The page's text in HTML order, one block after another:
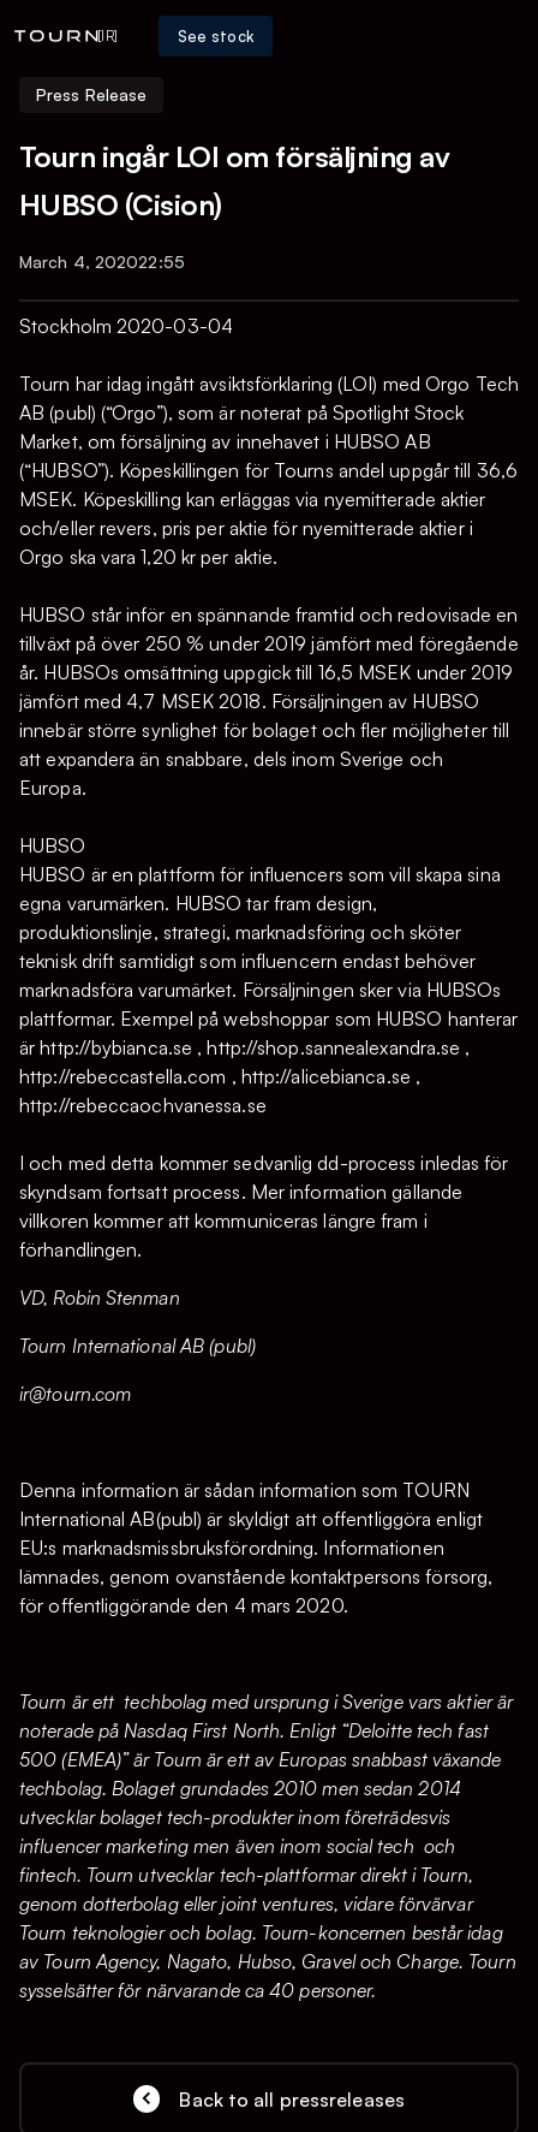
[IR] See stock
Press Release
Tourn ingår LOI om försäljning av
HUBSO (Cision)
March 4, 202022:55
Stockholm 2020-03-04
Tourn har idag ingått avsiktsförklaring (LOI) med Orgo Tech
AB (publ) (“Orgo”), som är noterat på Spotlight Stock
Market, om försäljning av innehavet i HUBSO AB
(“HUBSO”). Köpeskillingen för Tourns andel uppgår till 36,6
MSEK. Köpeskilling kan erläggas via nyemitterade aktier
och/eller revers, pris per aktie för nyemitterade aktier i
Orgo ska vara 1,20 kr per aktie.
HUBSO står inför en spännande framtid och redovisade en
tillväxt på över 250 % under 2019 jämfört med föregående
år. HUBSOs omsättning uppgick till 16,5 MSEK under 2019
jämfört med 4,7 MSEK 2018. Försäljningen av HUBSO
innebär större synlighet för bolaget och fler möjligheter till
att expandera än snabbare, dels inom Sverige och
Europa.
HUBSO
HUBSO är en plattform för influencers som vill skapa sina
egna varumärken. HUBSO tar fram design,
produktionslinje, strategi, marknadsföring och sköter
teknisk drift samtidigt som influencern endast behöver
marknadsföra varumärket. Försäljningen sker via HUBSOs
plattformar. Exempel på webshoppar som HUBSO hanterar
är http://bybianca.se , http://shop.sannealexandra.se ,
http://rebeccastella.com , http://alicebianca.se ,
http://rebeccaochvanessa.se
I och med detta kommer sedvanlig dd-process inledas för
skyndsam fortsatt process. Mer information gällande
villkoren kommer att kommuniceras längre fram i
förhandlingen.
VD, Robin Stenman
Tourn International AB (publ)
ir@tourn.com
Denna information är sådan information som TOURN
International AB(publ) är skyldigt att offentliggöra enligt
EU:s marknadsmissbruksförordning. Informationen
lämnades, genom ovanstående kontaktpersons försorg,
för offentliggörande den 4 mars 2020.
Tourn är ett techbolag med ursprung i Sverige vars aktier är
noterade på Nasdaq First North. Enligt “Deloitte tech fast
500 (EMEA)” är Tourn är ett av Europas snabbast växande
techbolag. Bolaget grundades 2010 men sedan 2014
utvecklar bolaget tech-produkter inom företrädesvis
influencer marketing men även inom social tech och
fintech. Tourn utvecklar tech-plattformar direkt i Tourn,
genom dotterbolag eller joint ventures, vidare förvärvar
Tourn teknologier och bolag. Tourn-koncernen består idag
av Tourn Agency, Nagato, Hubso, Gravel och Charge. Tourn
sysselsätter för närvarande ca 40 personer.
Back to all pressreleases